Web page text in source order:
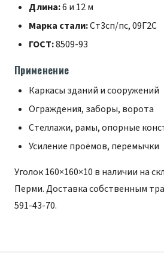
Длина:6 и 12 м
Марка стали:Ст3сп/пс, 09Г2С
ГОСТ:8509-93
Применение
Каркасы зданий и сооружений
Ограждения, заборы, ворота
Стеллажи, рамы, опорные
Усиление проёмов, перемычки
Уголок 160×160×10 в наличии на
Перми. Доставка собственным
591-43-70.